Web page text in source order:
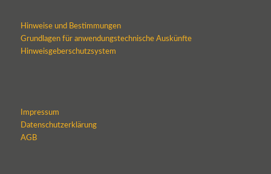
Hinweise und Bestimmungen
Grundlagen für anwendungstechnische Auskünfte
Hinweisgeberschutzsystem
Impressum
Datenschutzerklärung
AGB